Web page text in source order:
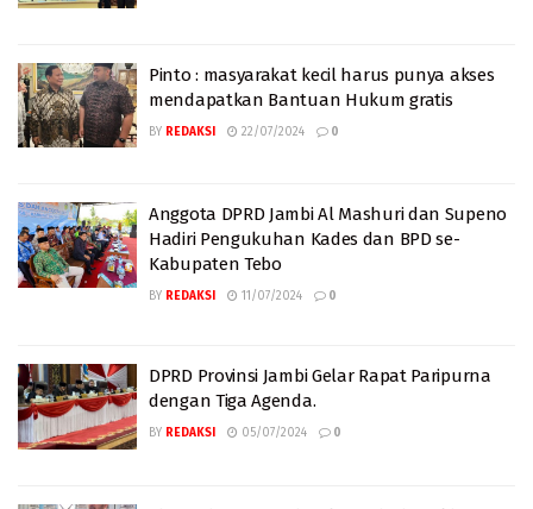
Pinto : masyarakat kecil harus punya akses
mendapatkan Bantuan Hukum gratis
BY REDAKSI 22/07/2024 0
Anggota DPRD Jambi Al Mashuri dan Supeno
Hadiri Pengukuhan Kades dan BPD se-
Kabupaten Tebo
BY REDAKSI 11/07/2024 0
DPRD Provinsi Jambi Gelar Rapat Paripurna
dengan Tiga Agenda.
BY REDAKSI 05/07/2024 0